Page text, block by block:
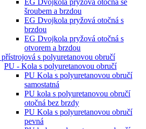
EG Dvojkola pryžová otočná se
šroubem a brzdou
EG Dvojkola pryžová otočná s
brzdou
EG Dvojkola pryžová otočná s
otvorem a brzdou
s polyuretanovou obručí
PU - Kola s polyuretanovou obručí
PU Kola s polyuretanovou obručí
samostatná
PU kola s polyuretanovou obručí
otočná bez brzdy
PU Kola s polyuretanovou obručí
pevná